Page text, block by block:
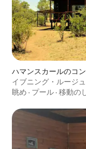
ハマンスカールのコ
イブニング・ルージ
眺め · プール · 移動の